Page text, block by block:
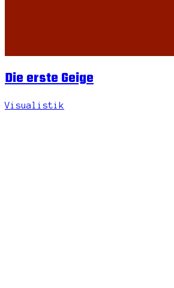
Die erste Geige
Visualistik